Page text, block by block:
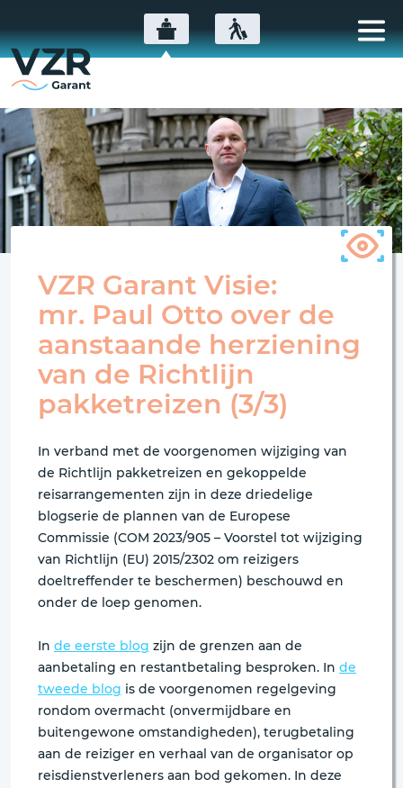
VZR Garant Visie:
mr. Paul Otto over de
aanstaande herziening
van de Richtlijn
pakketreizen (3/3)
In verband met de voorgenomen wijziging van
de Richtlijn pakketreizen en gekoppelde
reisarrangementen zijn in deze driedelige
blogserie de plannen van de Europese
Commissie (COM 2023/905 – Voorstel tot wijziging
van Richtlijn (EU) 2015/2302 om reizigers
doeltreffender te beschermen) beschouwd en
onder de loep genomen.
In de eerste blog zijn de grenzen aan de
aanbetaling en restantbetaling besproken. In de
tweede blog is de voorgenomen regelgeving
rondom overmacht (onvermijdbare en
buitengewone omstandigheden), terugbetaling
aan de reiziger en verhaal van de organisator op
reisdienstverleners aan bod gekomen. In deze